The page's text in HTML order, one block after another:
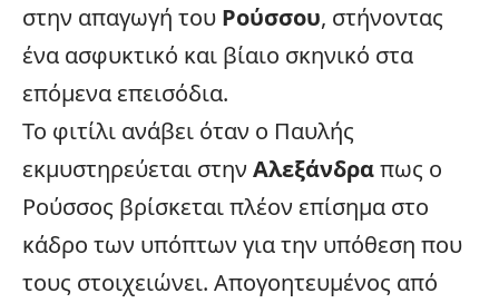
στην απαγωγή του Ρούσσου, στήνοντας
ένα ασφυκτικό και βίαιο σκηνικό στα
επόμενα επεισόδια.
Το φιτίλι ανάβει όταν ο Παυλής
εκμυστηρεύεται στην Αλεξάνδραπως ο
Ρούσσος βρίσκεται πλέον επίσημα στο
κάδρο των υπόπτων για την υπόθεση που
τους στοιχειώνει. Απογοητευμένος από